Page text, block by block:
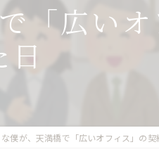
経験者優遇
ブランク
広いオ
僕が、天満橋で「広いオフィス」の